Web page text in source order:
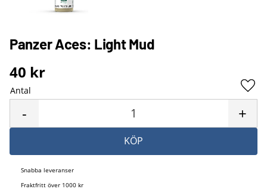
Panzer Aces: Light Mud
40 kr
Antal
+
-
KÖP
Snabba leveranser
Fraktfritt över 1000 kr